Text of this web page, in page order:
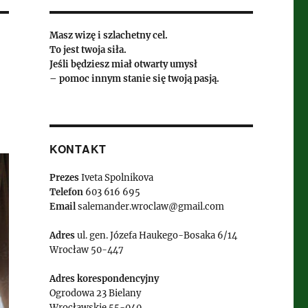
Masz wizę i szlachetny cel.
To jest twoja siła.
Jeśli będziesz miał otwarty umysł
– pomoc innym stanie się twoją pasją.
KONTAKT
PrezesIveta Spolnikova
Telefon603 616 695
Emailsalemander.wroclaw@gmail.com
Adresul. gen. Józefa Haukego-Bosaka 6/14
Wrocław 50-447
Adres korespondencyjny
Ogrodowa 23 Bielany